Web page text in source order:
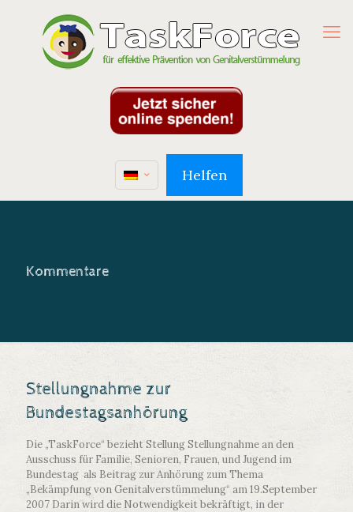
Helfen
Kommentare
Stellungnahme zur
Bundestagsanhörung
Die „TaskForce“ bezieht Stellung Stellungnahme an den
Ausschuss für Familie, Senioren, Frauen, und Jugend im
Bundestag als Beitrag zur Anhörung zum Thema
„Bekämpfung von Genitalverstümmelung“ am 19.September
2007 Darin wird die Notwendigkeit bekräftigt, in der